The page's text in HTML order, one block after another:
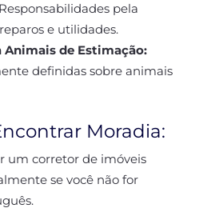
Responsabilidades pela
e utilidades.
Animais de Estimação:
definidas sobre animais
Moradia:
um corretor de imóveis
se você não for